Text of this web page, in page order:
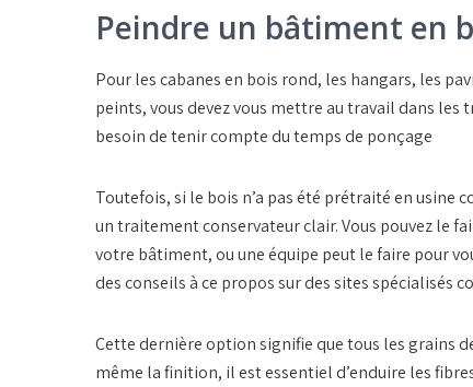
Peindre un bâtiment en
Pour les cabanes en bois rond, les hangars, les
peints, vous devez vous mettre au travail dans
besoin de tenir compte du temps de ponçage
Toutefois, si le bois n’a pas été prétraité en usine
un traitement conservateur clair. Vous pouvez le
votre bâtiment, ou une équipe peut le faire pour
des conseils à ce propos sur des sites spécialisés
Cette dernière option signifie que tous les grains
même la finition, il est essentiel d’enduire les